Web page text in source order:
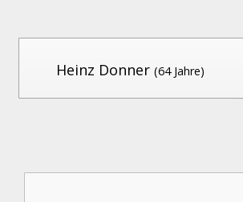
Heinz Donner (64 Jahre)